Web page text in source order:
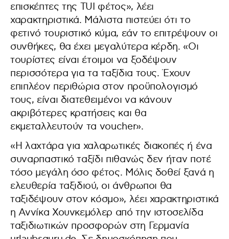
επισκέπτες της TUI φέτος», λέει
χαρακτηριστικά. Μάλιστα πιστεύει ότι το
φετινό τουριστικό κύμα, εάν το επιτρέψουν οι
συνθήκες, θα έχει μεγαλύτερα κέρδη. «Οι
τουρίστες είναι έτοιμοι να ξοδέψουν
περισσότερα για τα ταξίδια τους. Έχουν
επιπλέον περιθώρια στον προϋπολογισμό
τους, είναι διατεθειμένοι να κάνουν
ακριβότερες κρατήσεις και θα
εκμεταλλευτούν τα voucher».
«Η λαχτάρα για χαλαρωτικές διακοπές ή ένα
συναρπαστικό ταξίδι πιθανώς δεν ήταν ποτέ
τόσο μεγάλη όσο φέτος. Μόλις δοθεί ξανά η
ελευθερία ταξιδιού, οι άνθρωποι θα
ταξιδέψουν στον κόσμο», λέει χαρακτηριστικά
η Αννίκα Χουνκεμόλερ από την ιστοσελίδα
ταξιδιωτικών προσφορών στη Γερμανία